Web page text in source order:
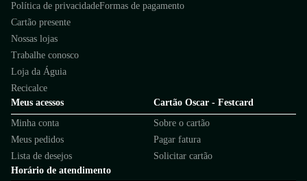
Política de privacidade
Cartão presente
Nossas lojas
Trabalhe conosco
Loja da Águia
Recicalce
Formas de pagamento
Meus acessos
Minha conta
Meus pedidos
Lista de desejos
Cartão Oscar - Festcard
Sobre o cartão
Pagar fatura
Solicitar cartão
Horário de atendimento